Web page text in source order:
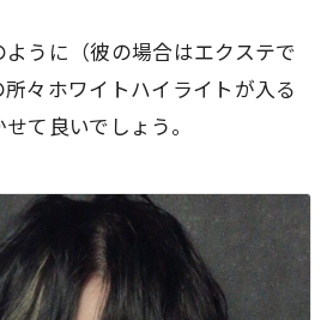
うに（彼の場合はエクステで
々ホワイトハイライトが入る
て良いでしょう。